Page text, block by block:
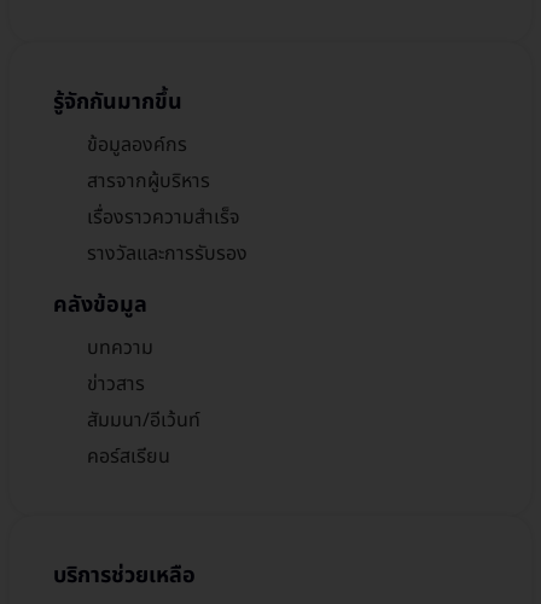
รู้จักกันมากขึ้น
ข้อมูลองค์กร
สารจากผู้บริหาร
เรื่องราวความสำเร็จ
รางวัลและการรับรอง
คลังข้อมูล
บทความ
ข่าวสาร
สัมมนา/อีเว้นท์
คอร์สเรียน
บริการช่วยเหลือ